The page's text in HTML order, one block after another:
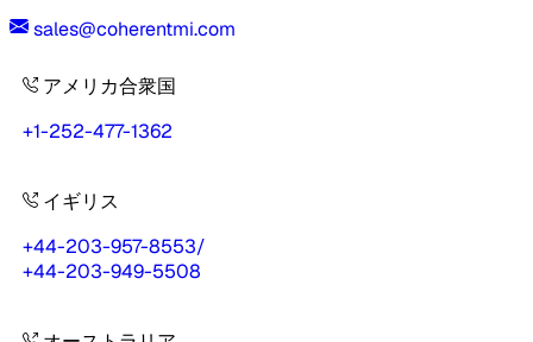
sales@coherentmi.com
アメリカ合衆国
+1-252-477-1362
イギリス
+44-203-957-8553/
+44-203-949-5508